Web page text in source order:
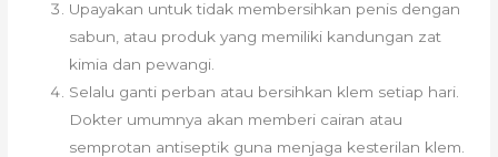
Upayakan untuk tidak membersihkan penis dengan
sabun, atau produk yang memiliki kandungan zat
kimia dan pewangi.
Selalu ganti perban atau bersihkan klem setiap hari.
Dokter umumnya akan memberi cairan atau
semprotan antiseptik guna menjaga kesterilan klem.